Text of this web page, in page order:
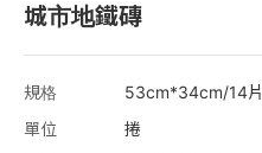
城市地鐵磚
規格
53cm*34cm/14片
單位
捲